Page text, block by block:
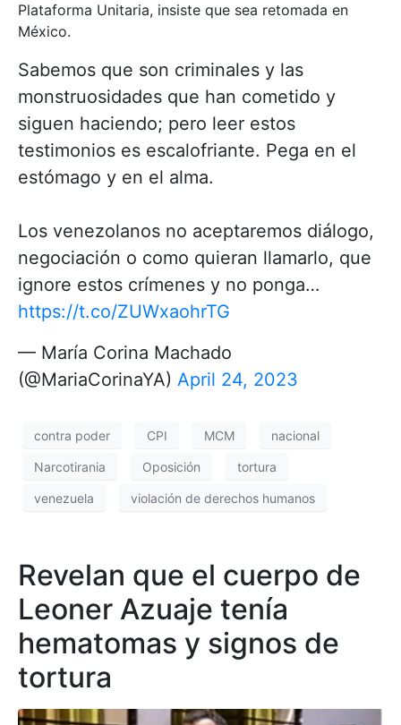
Plataforma Unitaria, insiste que sea retomada en
México.
Sabemos que son criminales y las
monstruosidades que han cometido y
siguen haciendo; pero leer estos
testimonios es escalofriante. Pega en el
estómago y en el alma.
Los venezolanos no aceptaremos diálogo,
negociación o como quieran llamarlo, que
ignore estos crímenes y no ponga…
https://t.co/ZUWxaohrTG
— María Corina Machado
(@MariaCorinaYA) April 24, 2023
contra poder CPI MCM nacional
Narcotirania Oposición tortura
venezuela violación de derechos humanos
Revelan que el cuerpo de
Leoner Azuaje tenía
hematomas y signos de
tortura